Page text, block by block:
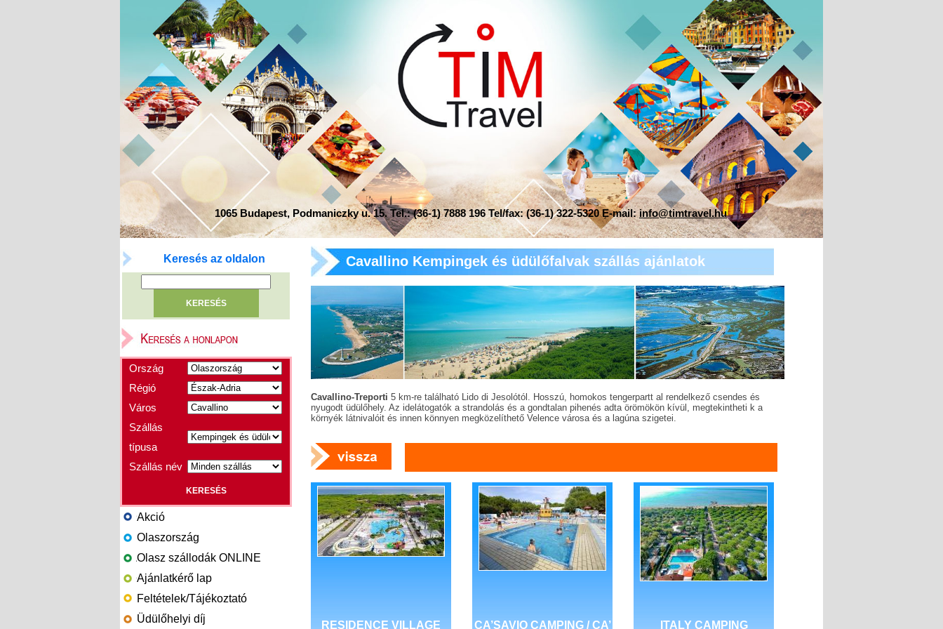
1065 Budapest, Podmaniczky u. 15. Tel.: (36-1) 7888 196 Tel/fax: (36-1) 322-5320 E-mail:info@timtravel.hu
Cavallino Kempingek és üdülőfalvak szállás ajánlatok
Cavallino-Treporti 5 km-re található Lido di Jesolótól. Hosszú, homokos tengerpartt al rendelkező csendes és
nyugodt üdülőhely. Az idelátogatók a strandolás és a gondtalan pihenés adta örömökön kívül, megtekintheti k a
környék látnivalóit és innen könnyen megközelíthető Velence városa és a lagúna szigetei.
RESIDENCE VILLAGE CA’SAVIO CAMPING / CA’ ITALY CAMPING
Keresés az oldalon
Ország
Régió
Város
Szállás
típusa
Szállás név
Akció
Olaszország
Olasz szállodák ONLINE
Ajánlatkérő lap
Feltételek/Tájékoztató
Üdülőhelyi díj